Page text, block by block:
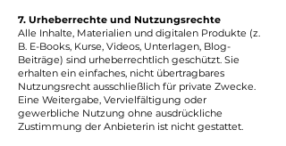
7. Urheberrechte und Nutzungsrechte
Alle Inhalte, Materialien und digitalen Produkte (z.
B. E-Books, Kurse, Videos, Unterlagen, Blog-
Beiträge) sind urheberrechtlich geschützt. Sie
erhalten ein einfaches, nicht übertragbares
Nutzungsrecht ausschließlich für private Zwecke.
Eine Weitergabe, Vervielfältigung oder
gewerbliche Nutzung ohne ausdrückliche
Zustimmung der Anbieterin ist nicht gestattet.